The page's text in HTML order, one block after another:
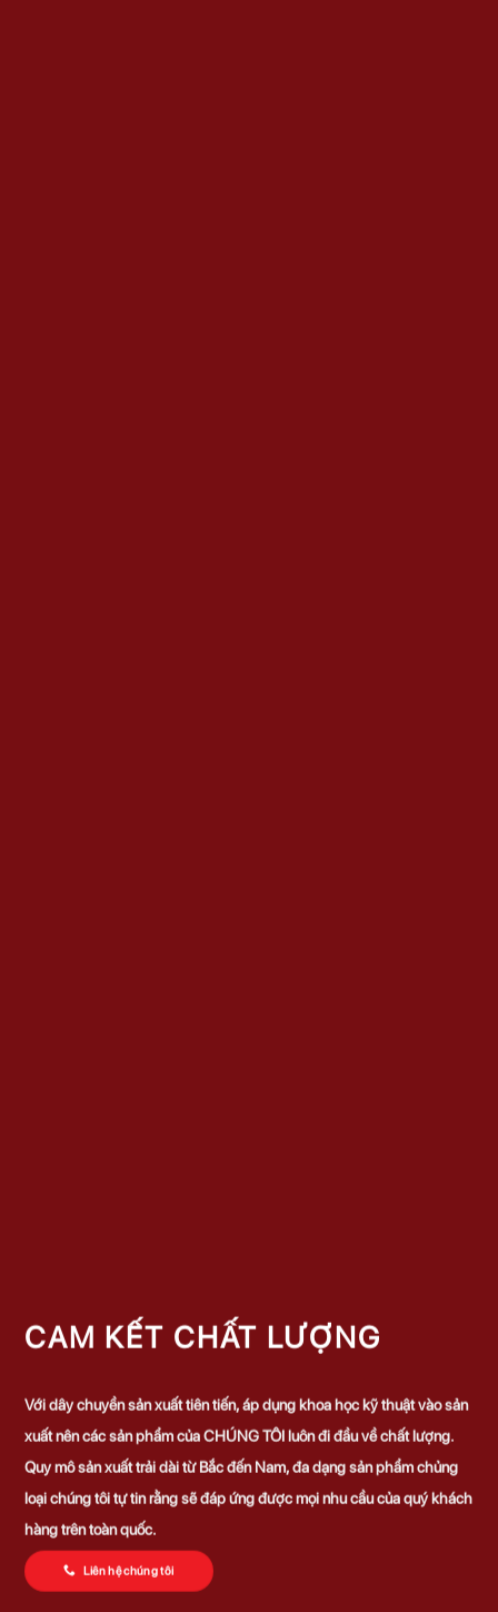
CAM KẾT CHẤT LƯỢNG
Với dây chuyền sản xuất tiên tiến, áp dụng khoa học kỹ thuật vào sản
xuất nên các sản phẩm của CHÚNG TÔI luôn đi đầu về chất lượng.
Quy mô sản xuất trải dài từ Bắc đến Nam, đa dạng sản phẩm chủng
loại chúng tôi tự tin rằng sẽ đáp ứng được mọi nhu cầu của quý khách
hàng trên toàn quốc.
Liên hệ chúng tôi